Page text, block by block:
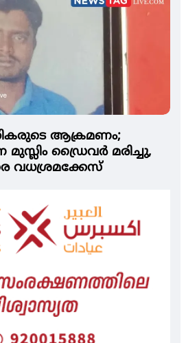
ആക്രമണം;
ഡ്രൈവര്‍ മരിച്ചു,
വധശ്രമക്കേസ്